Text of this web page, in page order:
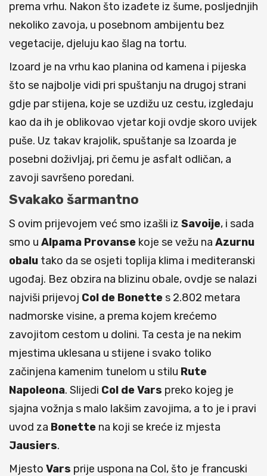
prema vrhu. Nakon što izađete iz šume, posljednjih
nekoliko zavoja, u posebnom ambijentu bez
vegetacije, djeluju kao šlag na tortu.
Izoard je na vrhu kao planina od kamena i pijeska
što se najbolje vidi pri spuštanju na drugoj strani
gdje par stijena, koje se uzdižu uz cestu, izgledaju
kao da ih je oblikovao vjetar koji ovdje skoro uvijek
puše. Uz takav krajolik, spuštanje sa Izoarda je
posebni doživljaj, pri čemu je asfalt odličan, a
zavoji savršeno poredani.
Svakako šarmantno
S ovim prijevojem već smo izašli iz Savoije, i sada
smo u Alpama Provanse koje se vežu na Azurnu
obalu tako da se osjeti toplija klima i mediteranski
ugođaj. Bez obzira na blizinu obale, ovdje se nalazi
najviši prijevoj Col de Bonettes 2.802 metara
nadmorske visine, a prema kojem krećemo
zavojitom cestom u dolini. Ta cesta je na nekim
mjestima uklesana u stijene i svako toliko
začinjena kamenim tunelom u stilu Rute
Napoleona. Slijedi Col de Vars preko kojeg je
sjajna vožnja s malo lakšim zavojima, a to je i pravi
uvod za Bonette na koji se kreće iz mjesta
Jausiers.
Mjesto Vars prije uspona na Col, što je francuski